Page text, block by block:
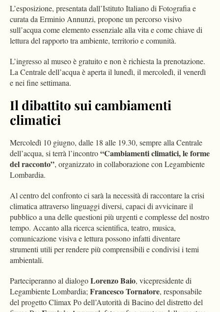
L’esposizione, presentata dall’Istituto Italiano di Fotografia e
curata da Erminio Annunzi, propone un percorso visivo
sull’acqua come elemento essenziale alla vita e come chiave di
lettura del rapporto tra ambiente, territorio e comunità.
L’ingresso al museo è gratuito e non è richiesta la prenotazione.
La Centrale dell’acqua è aperta il lunedì, il mercoledì, il venerdì
e nei fine settimana.
Il dibattito sui cambiamenti
climatici
Mercoledì 10 giugno, dalle 18 alle 19.30, sempre alla Centrale
dell’acqua, si terrà l’incontro“Cambiamenti climatici, le forme
del racconto”, organizzato in collaborazione con Legambiente
Lombardia.
Al centro del confronto ci sarà la necessità di raccontare la crisi
climatica attraverso linguaggi diversi, capaci di avvicinare il
pubblico a una delle questioni più urgenti e complesse del nostro
tempo. Accanto alla ricerca scientifica, teatro, musica,
comunicazione visiva e lettura possono infatti diventare
strumenti utili per rendere più comprensibili e condivisi i temi
ambientali.
Parteciperanno al dialogoLorenzo Baio, vicepresidente di
Legambiente Lombardia;Francesco Tornatore, responsabile
del progetto Climax Po dell’Autorità di Bacino del distretto del